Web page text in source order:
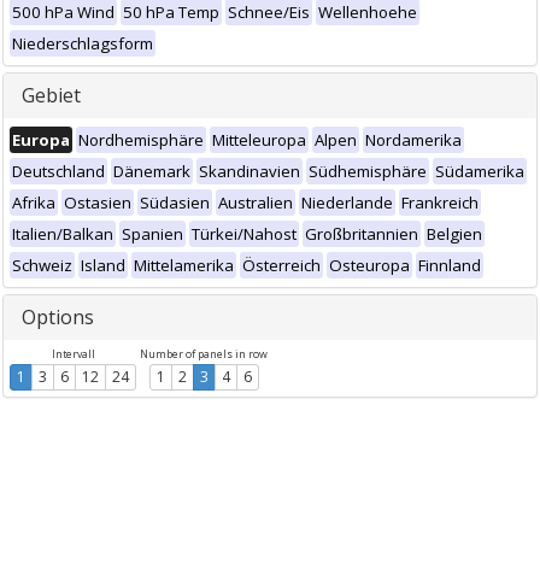
500 hPa Wind 50 hPa Temp Schnee/Eis Wellenhoehe
Niederschlagsform
Gebiet
Europa Nordhemisphäre Mitteleuropa Alpen Nordamerika
Deutschland Dänemark Skandinavien Südhemisphäre Südamerika
Afrika Ostasien Südasien Australien Niederlande Frankreich
Italien/Balkan Spanien Türkei/Nahost Großbritannien Belgien
Schweiz Island Mittelamerika Österreich Osteuropa Finnland
Options
Intervall
1 3 6 12 24
Number of panels in row
1 2 3 4 6